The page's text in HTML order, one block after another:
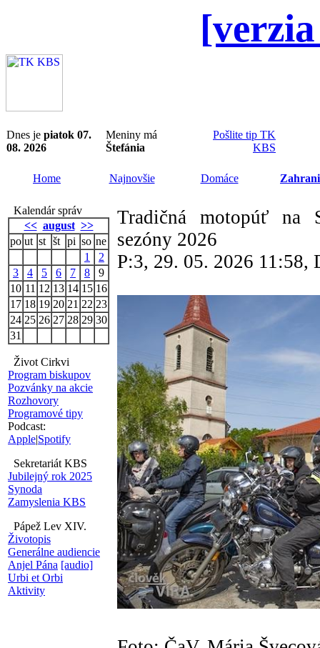
Dnes je piatok 07.
08. 2026
Meniny má
Štefánia
Pošlite tip TK
KBS
Home Najnovšie Domáce
Kalendár správ
<< august >>
po ut st št pi so ne
1
2
3
4 5 6 7 8
9
10 11 12 13 14 15 16
17 18 19 20 21 22 23
24 25 26 27 28 29 30
31
Život Cirkvi
Program biskupov
Pozvánky na akcie
Rozhovory
Programové tipy
Podcast:
Apple|Spotify
Sekretariát KBS
Jubilejný rok 2025
Synoda
Zamyslenia KBS
Pápež Lev XIV.
Životopis
Generálne audiencie
Anjel Pána [audio]
Urbi et Orbi
Aktivity
Tradičná motopúť na
sezóny 2026
P:3, 29. 05. 2026 11:58,